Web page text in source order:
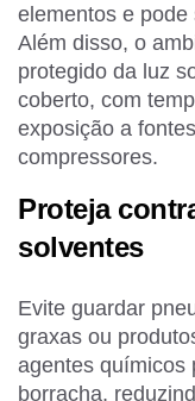
elementos e
Além disso, o
protegido da luz
coberto, com
exposição a
compressores.
Proteja
solventes
Evite guardar
graxas ou
agentes químicos
borracha,